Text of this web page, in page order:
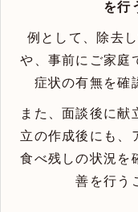
を行
例として、除去
や、事前にご家庭
症状の有無を確
また、面談後に献
立の作成後にも、
食べ残しの状況を
善を行う